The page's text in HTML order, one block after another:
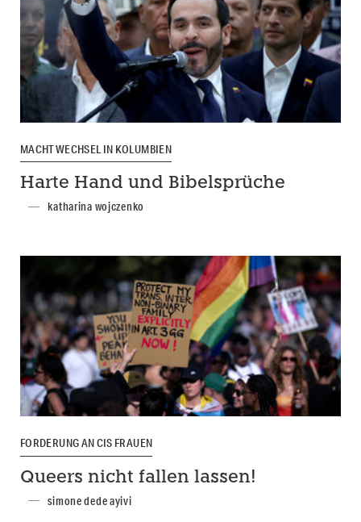
MACHTWECHSEL IN KOLUMBIEN
Harte Hand und Bibelsprüche
katharina wojczenko
FORDERUNG AN CIS FRAUEN
Queers nicht fallen lassen!
simone dede ayivi